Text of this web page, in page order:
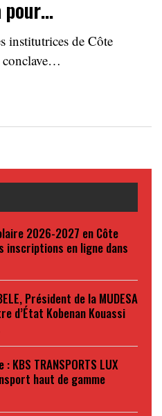
pour…
institutrices de Côte
conclave…
2026-2027 en Côte
inscriptions en ligne dans
Président de la MUDESA
d’État Kobenan Kouassi
: KBS TRANSPORTS LUX
haut de gamme